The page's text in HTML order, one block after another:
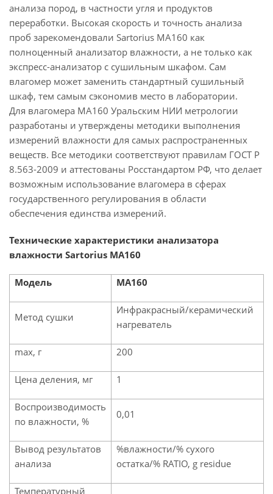
анализа пород, в частности угля и продуктов
переработки. Высокая скорость и точность анализа
проб зарекомендовали Sartorius MA160 как
полноценный анализатор влажности, а не только как
экспресс-анализатор с сушильным шкафом. Сам
влагомер может заменить стандартный сушильный
шкаф, тем самым сэкономив место в лаборатории.
Для влагомера MA160 Уральским НИИ метрологии
разработаны и утверждены методики выполнения
измерений влажности для самых распространенных
веществ. Все методики соответствуют правилам ГОСТ Р
8.563-2009 и аттестованы Росстандартом РФ, что делает
возможным использование влагомера в сферах
государственного регулирования в области
обеспечения единства измерений.
Технические характеристики анализатора
влажности Sartorius MA160
Модель MA160
Метод сушки
Инфракрасный/керамический
нагреватель
max, г 200
Цена деления, мг 1
Воспроизводимость
по влажности, %
0,01
Вывод результатов
анализа
%влажности/% сухого
остатка/% RATIO, g residue
Температурный